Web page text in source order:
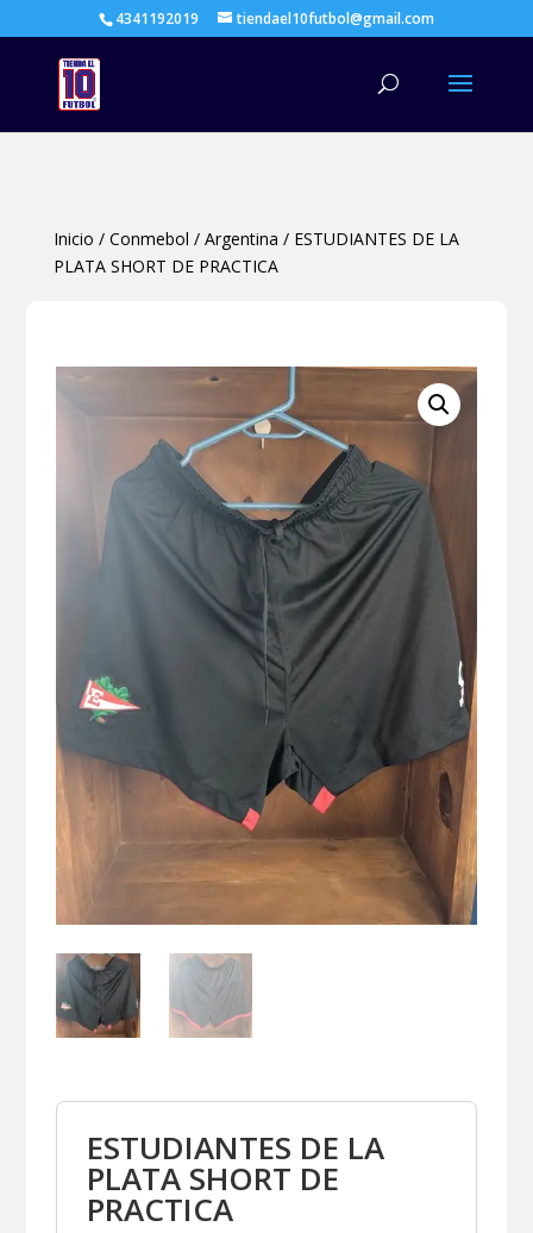
4341192019 tiendael10futbol@gmail.com
Inicio / Conmebol / Argentina / ESTUDIANTES DE LA
PLATA SHORT DE PRACTICA
ESTUDIANTES DE LA
PLATA SHORT DE
PRACTICA